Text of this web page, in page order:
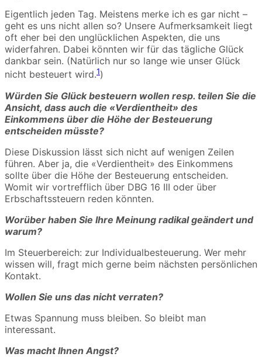
Eigentlich jeden Tag. Meistens merke ich es gar nicht –
geht es uns nicht allen so? Unsere Aufmerksamkeit liegt
oft eher bei den unglücklichen Aspekten, die uns
widerfahren. Dabei könnten wir für das tägliche Glück
dankbar sein. (Natürlich nur so lange wie unser Glück
nicht besteuert wird.1)
Würden Sie Glück besteuern wollen resp. teilen Sie die
Ansicht, dass auch die «Verdientheit» des
Einkommens über die Höhe der Besteuerung
entscheiden müsste?
Diese Diskussion lässt sich nicht auf wenigen Zeilen
führen. Aber ja, die «Verdientheit» des Einkommens
sollte über die Höhe der Besteuerung entscheiden.
Womit wir vortrefflich über DBG 16 III oder über
Erbschaftssteuern reden könnten.
Worüber haben Sie Ihre Meinung radikal geändert und
warum?
Im Steuerbereich: zur Individualbesteuerung. Wer mehr
wissen will, fragt mich gerne beim nächsten persönlichen
Kontakt.
Wollen Sie uns das nicht verraten?
Etwas Spannung muss bleiben. So bleibt man
interessant.
Was macht Ihnen Angst?